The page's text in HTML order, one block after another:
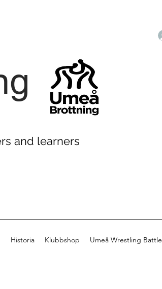
and learners
Historia Klubbshop Umeå Wrestling Battle